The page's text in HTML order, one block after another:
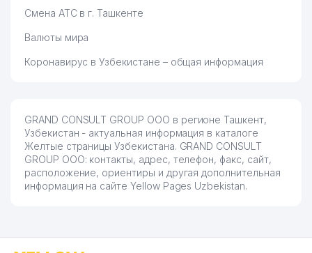
Смена АТС в г. Ташкенте
Валюты мира
Коронавирус в Узбекистане – общая информация
GRAND CONSULT GROUP ООО в регионе Ташкент,
Узбекистан - актуальная информация в каталоге
Желтые страницы Узбекистана. GRAND CONSULT
GROUP ООО: контакты, адрес, телефон, факс, сайт,
расположение, ориентиры и другая дополнительная
информация на сайте Yellow Pages Uzbekistan.